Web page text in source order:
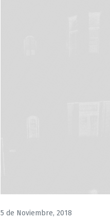
5 de Noviembre, 2018